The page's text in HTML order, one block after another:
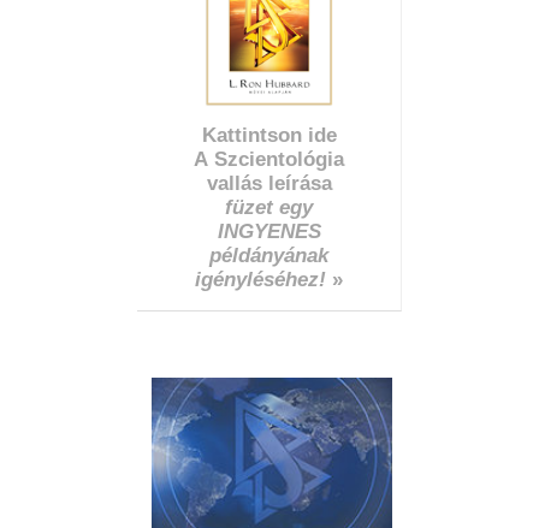
Kattintson ide
A Szcientológia
vallás leírása
füzet egy
INGYENES
példányának
igényléséhez! »